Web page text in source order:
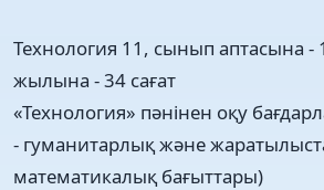
Технология 11, сынып аптасына -
жылына - 34 сағат
«Технология» пәнінен оқу
- гуманитарлық және
математикалық бағыттары)